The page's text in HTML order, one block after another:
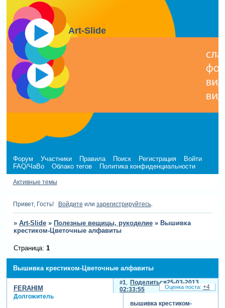
Art-Slide
Форум Участники Правила Поиск Регистрация
Войти
FAQ/ЧаВо
Облако тегов Политика конфиденциальности
Активные темы
Привет, Гость! Войдите или зарегистрируйтесь.
» Art-Slide » Полезные вещицы, рукоделие » Вышивка
крестиком-Цветочные алфавиты
Вышивка крестиком-Цветочные алфавиты
Страница: 1
Поделиться
1
25-03-2013
02:33:55
FERAHIM
Долгожитель
вышивка крестиком-
+4